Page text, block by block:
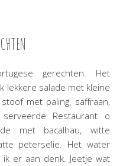
gerechten. Het
lekkere salade met kleine
met paling, saffraan,
Restaurant o
met bacalhau, witte
peterselie. Het water
er aan denk. Jeetje wat